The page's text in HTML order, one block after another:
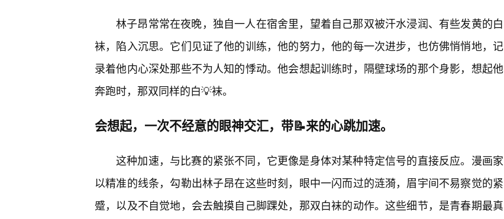
林子昂常常在夜晚，独自一人在宿舍里，望着自己那双被汗水浸润、有些发黄的白
袜，陷入沉思。它们见证了他的训练，他的努力，他的每一次进步，也仿佛悄悄地，记
录着他内心深处那些不为人知的悸动。他会想起训练时，隔壁球场的那个身影，想起他
奔跑时，那双同样的白💡袜。
会想起，一次不经意的眼神交汇，带📝来的心跳加速。
这种加速，与比赛的紧张不同，它更像是身体对某种特定信号的直接反应。漫画家
以精准的线条，勾勒出林子昂在这些时刻，眼中一闪而过的涟漪，眉宇间不易察觉的紧
蹙，以及不自觉地，会去触摸自己脚踝处，那双白袜的动作。这些细节，是青春期最真